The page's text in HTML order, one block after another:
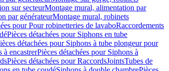
sur secteurMontage mural, alimentation par
par générateurMontage mural, robinets
pour Pour robinetteries de lavaboRaccordements
Pièces détachées pour Siphons en tube
détachées pour Siphons à tube plongeur pour
à encastrerPièces détachées pour Siphons à
Pièces détachées pour RaccordsJointsTubes de